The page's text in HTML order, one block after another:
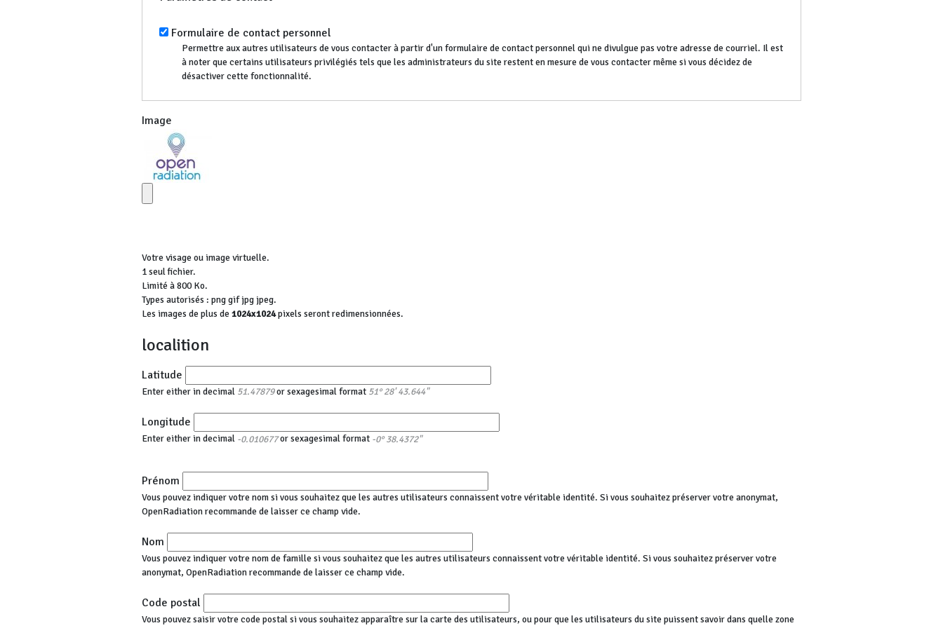
Formulaire de contact personnel
Permettre aux autres utilisateurs de vous contacter à partir d'un formulaire de contact personnel qui ne divulgue pas votre adresse de courriel. Il est
à noter que certains utilisateurs privilégiés tels que les administrateurs du site restent en mesure de vous contacter même si vous décidez de
désactiver cette fonctionnalité.
Image
Votre visage ou image virtuelle.
1 seul fichier.
Limité à 800 Ko.
Types autorisés : png gif jpg jpeg.
Les images de plus de 1024x1024pixels seront redimensionnées.
localition
Latitude
Enter either in decimal 51.47879or sexagesimal format 51° 28' 43.644"
Longitude
Enter either in decimal -0.010677or sexagesimal format -0° 38.4372"
Prénom
Vous pouvez indiquer votre nom si vous souhaitez que les autres utilisateurs connaissent votre véritable identité. Si vous souhaitez préserver votre anonymat,
OpenRadiation recommande de laisser ce champ vide.
Nom
Vous pouvez indiquer votre nom de famille si vous souhaitez que les autres utilisateurs connaissent votre véritable identité. Si vous souhaitez préserver votre
anonymat, OpenRadiation recommande de laisser ce champ vide.
Code postal
Vous pouvez saisir votre code postal si vous souhaitez apparaître sur la carte des utilisateurs, ou pour que les utilisateurs du site puissent savoir dans quelle zone